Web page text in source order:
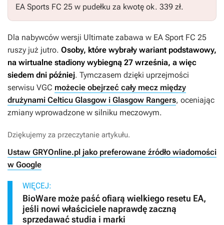
EA Sports FC 25 w pudełku za kwotę ok. 339 zł.
Dla nabywców wersji Ultimate zabawa w EA Sport FC 25
ruszy już jutro. Osoby, które wybrały wariant podstawowy,
na wirtualne stadiony wybiegną 27 września, a więc
siedem dni później. Tymczasem dzięki uprzejmości
serwisu VGC możecie obejrzeć cały mecz między
drużynami Celticu Glasgow i Glasgow Rangers, oceniając
zmiany wprowadzone w silniku meczowym.
Dziękujemy za przeczytanie artykułu.
Ustaw GRYOnline.pl jako preferowane źródło wiadomości
w Google
WIĘCEJ:
BioWare może paść ofiarą wielkiego resetu EA,
jeśli nowi właściciele naprawdę zaczną
sprzedawać studia i marki